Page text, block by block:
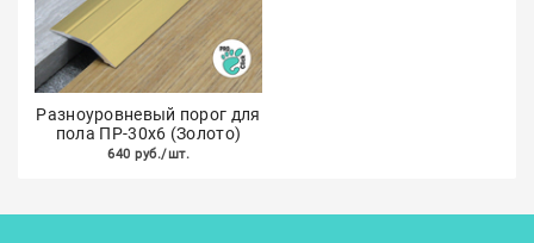
Разноуровневый порог для
пола ПР-30х6 (Золото)
640 руб./шт.